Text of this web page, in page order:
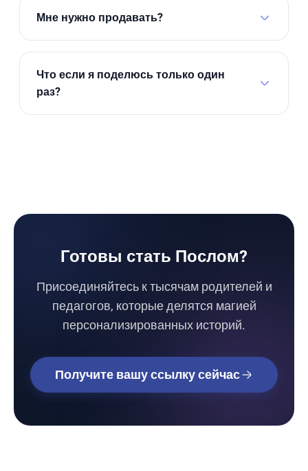
Мне нужно продавать?
школами, если вы хотите.
Что если я поделюсь только один
раз?
Готовы стать Послом?
Присоединяйтесь к тысячам родителей и
педагогов, которые делятся магией
персонализированных историй.
Получите вашу ссылку сейчас